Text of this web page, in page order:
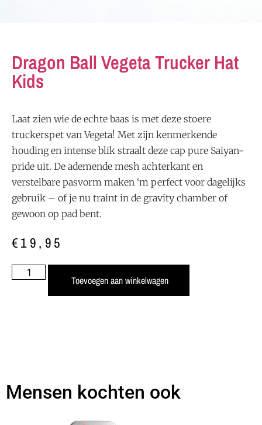
Dragon Ball Vegeta Trucker Hat
Kids
Laat zien wie de echte baas is met deze stoere
truckerspet vanVegeta! Met zijn kenmerkende
houdingen intense blik straalt deze cap pure Saiyan-
pride uit. De ademende mesh achterkant en
verstelbare pasvorm maken ‘m perfect voor dagelijks
gebruik – ofje nu traint in de gravity chamber of
gewoon op pad bent.
€19,95
Toevoegen aan winkelwagen
Mensen kochten ook